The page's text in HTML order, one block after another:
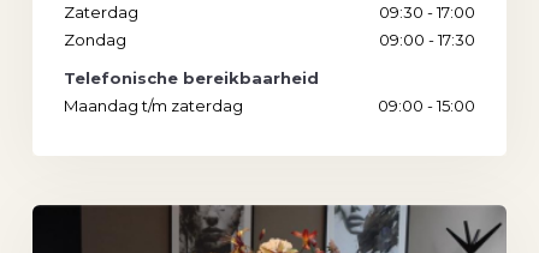
Zaterdag
09:30 - 17:00
Zondag
09:00 - 17:30
Telefonische bereikbaarheid
Maandag t/m zaterdag
09:00 - 15:00